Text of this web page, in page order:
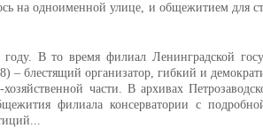
на одноименной улице, и общежитием для
В то время филиал Ленинградской
блестящий организатор, гибкий и
части. В архивах
филиала консерватории с